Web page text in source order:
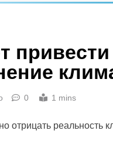
0 1 mins
отрицать реальность